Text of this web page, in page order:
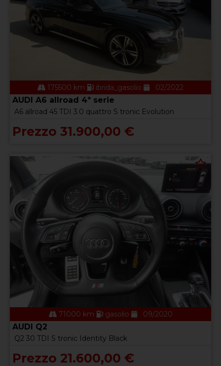
175500 km ibrida_gasolio 02/2022
AUDI A6 allroad 4ª serie
A6 allroad 45 TDI 3.0 quattro S tronic Evolution
Prezzo 31.900,00 €
71000 km gasolio 09/2020
AUDI Q2
Q2 30 TDI S tronic Identity Black
Prezzo 21.600,00 €